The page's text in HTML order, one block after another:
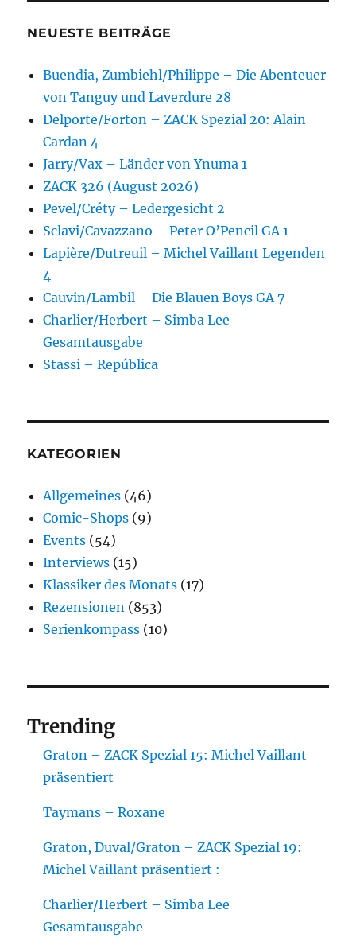
NEUESTE BEITRÄGE
Buendia, Zumbiehl/Philippe – Die Abenteuer
von Tanguy und Laverdure 28
Delporte/Forton – ZACK Spezial 20: Alain
Cardan 4
Jarry/Vax – Länder von Ynuma 1
ZACK 326 (August 2026)
Pevel/Créty – Ledergesicht 2
Sclavi/Cavazzano – Peter O’Pencil GA 1
Lapière/Dutreuil – Michel Vaillant Legenden
4
Cauvin/Lambil – Die Blauen Boys GA 7
Charlier/Herbert – Simba Lee
Gesamtausgabe
Stassi – República
KATEGORIEN
Allgemeines (46)
Comic-Shops (9)
Events (54)
Interviews (15)
Klassiker des Monats (17)
Rezensionen (853)
Serienkompass (10)
Trending
Graton – ZACK Spezial 15: Michel Vaillant
präsentiert
Taymans – Roxane
Graton, Duval/Graton – ZACK Spezial 19:
Michel Vaillant präsentiert :
Charlier/Herbert – Simba Lee
Gesamtausgabe